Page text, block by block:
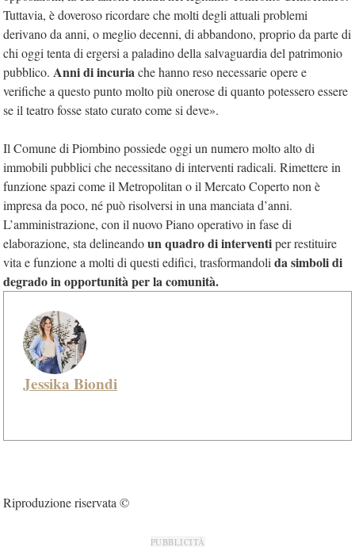
Tuttavia, è doveroso ricordare che molti degli attuali problemi
derivano da anni, o meglio decenni, di abbandono, proprio da parte di
chi oggi tenta di ergersi a paladino della salvaguardia del patrimonio
pubblico. Anni di incuriache hanno reso necessarie opere e
verifiche a questo punto molto più onerose di quanto potessero essere
se il teatro fosse stato curato come si deve».
Il Comune di Piombino possiede oggi un numero molto alto di
immobili pubblici che necessitano di interventi radicali. Rimettere in
funzione spazi come il Metropolitan o il Mercato Coperto non è
impresa da poco, né può risolversi in una manciata d’anni.
L’amministrazione, con il nuovo Piano operativo in fase di
elaborazione, sta delineandoun quadro di interventiper restituire
vita e funzione a molti di questi edifici, trasformandolida simboli di
degrado in opportunità per la comunità.
Jessika Biondi
Riproduzione riservata ©
PUBBLICITÀ